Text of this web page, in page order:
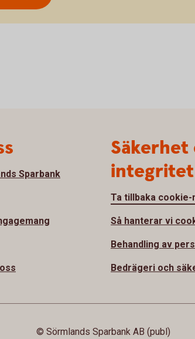
Sparbank
Säkerhet
integritet
Ta tillbaka cookie-
Så hanterar vi
Behandling av
Bedrägeri och
© Sörmlands Sparbank AB (publ)